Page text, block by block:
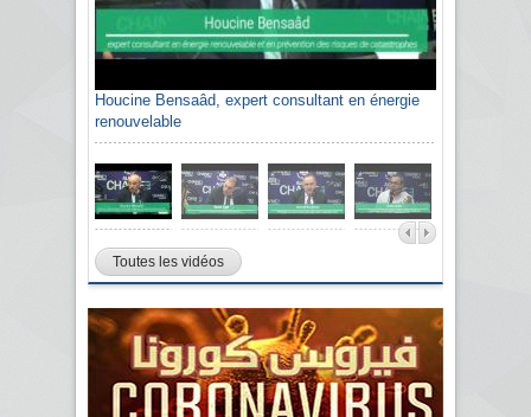
Houcine Bensaâd, expert consultant en énergie
renouvelable
Toutes les vidéos